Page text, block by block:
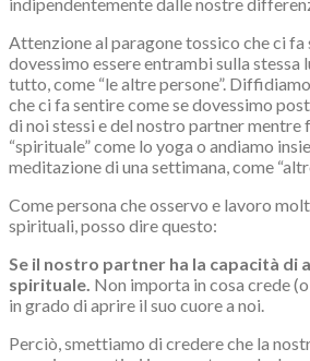
Attenzione al paragone tossico che ci fa
dovessimo essere entrambi sulla stessa
tutto, come “le altre persone”.
che ci fa sentire come se dovessimo
di noi stessi e del nostro partner mentre
“spirituale” come lo yoga o andiamo
meditazione di una settimana, come
Come persona che osservo e lavoro
spirituali, posso dire questo:
Se il nostro partner ha la capacità di
spirituale. Non importa in cosa crede
in grado di aprire il suo cuore a noi.
Perciò, smettiamo di credere che la